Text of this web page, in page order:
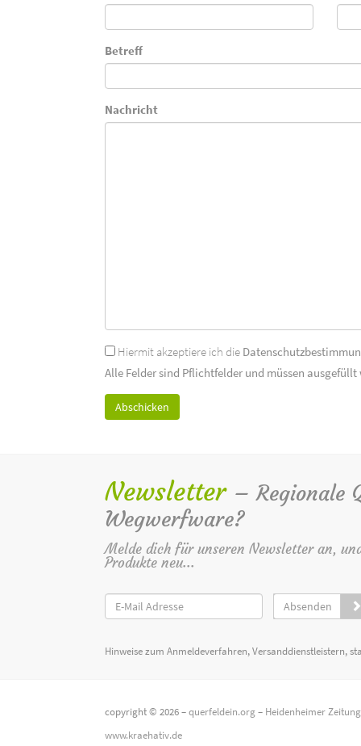
Betreff
Nachricht
Hiermit akzeptiere ich die
Alle Felder sind Pflichtfelder und müssen ausgefüllt
Newsletter – Regionale
Wegwerfware?
Melde dich für unseren Newsletter an,
Produkte neu...
Absenden
Hinweise zum Anmeldeverfahren, Versanddienstleistern,
copyright © 2026 –querfeldein.org– Heidenheimer
www.kraehativ.de